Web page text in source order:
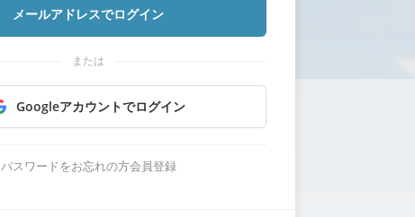
メールアドレスでログイン
または
Googleアカウントでログイン
パスワードをお忘れの方会員登録